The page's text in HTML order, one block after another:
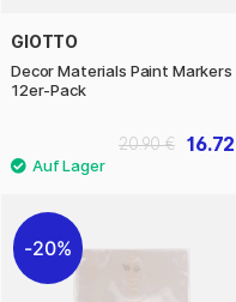
GIOTTO
Decor Materials Paint Markers
12er-Pack
20.90 €
20%